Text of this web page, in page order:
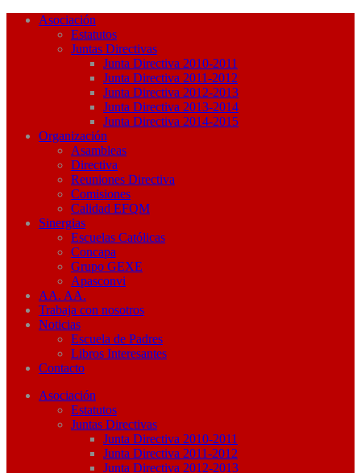
Asociación
Estatutos
Juntas Directivas
Junta Directiva 2010-2011
Junta Directiva 2011-2012
Junta Directiva 2012-2013
Junta Directiva 2013-2014
Junta Directiva 2014-2015
Organización
Asambleas
Directiva
Reuniones Directiva
Comisiones
Calidad EFQM
Sinergias
Escuelas Católicas
Concapa
Grupo GEXE
Apasconvi
AA. AA.
Trabaja con nosotros
Noticias
Escuela de Padres
Libros Interesantes
Contacto
Asociación
Estatutos
Juntas Directivas
Junta Directiva 2010-2011
Junta Directiva 2011-2012
Junta Directiva 2012-2013